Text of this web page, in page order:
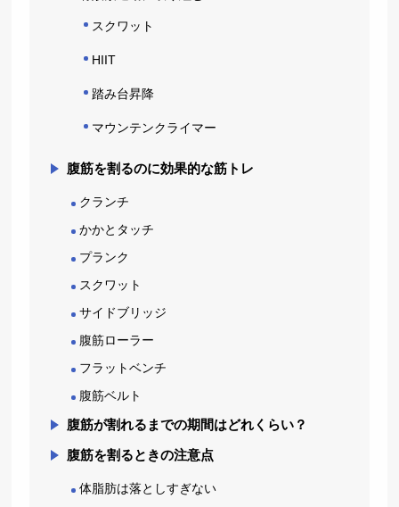
スクワット
HIIT
踏み台昇降
マウンテンクライマー
腹筋を割るのに効果的な筋トレ
クランチ
かかとタッチ
プランク
スクワット
サイドブリッジ
腹筋ローラー
フラットベンチ
腹筋ベルト
腹筋が割れるまでの期間はどれくらい？
腹筋を割るときの注意点
体脂肪は落としすぎない